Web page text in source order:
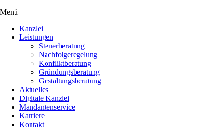
Menü
Kanzlei
Leistungen
Steuerberatung
Nachfolgeregelung
Konfliktberatung
Gründungsberatung
Gestaltungsberatung
Aktuelles
Digitale Kanzlei
Mandantenservice
Karriere
Kontakt